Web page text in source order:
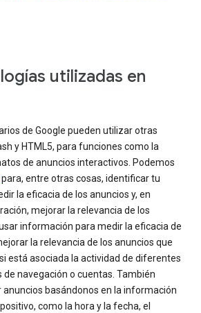
utilizadas en
de Google pueden utilizar otras
y HTML5, para funciones como la
de anuncios interactivos. Podemos
para, entre otras cosas, identificar tu
la eficacia de los anuncios y, en
mejorar la relevancia de los
información para medir la eficacia de
la relevancia de los anuncios que
está asociada la actividad de diferentes
de navegación o cuentas. También
basándonos en la información
como la hora y la fecha, el